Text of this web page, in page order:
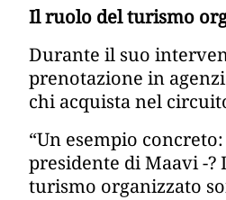
Il ruolo del turismo
Durante il suo
prenotazione in
chi acquista nel
“Un esempio
presidente di Maavi -
turismo organizzato